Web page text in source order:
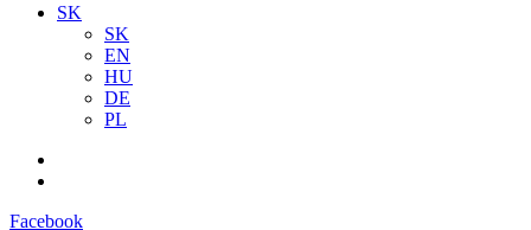
SK
SK
EN
HU
DE
PL
Facebook